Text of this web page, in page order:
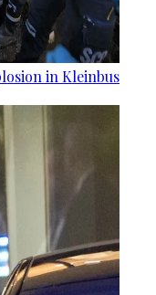
in Kleinbus